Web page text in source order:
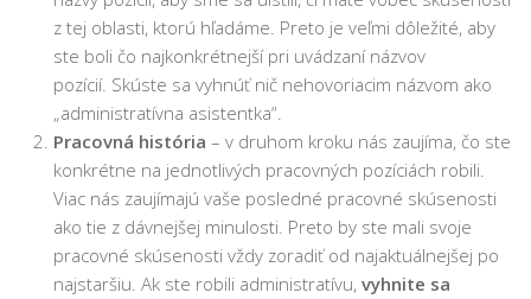
z tej oblasti, ktorú hľadáme. Preto je veľmi dôležité, aby
ste boli čo najkonkrétnejší pri uvádzaní názvov
pozícií. Skúste sa vyhnúť nič nehovoriacim názvom ako
„administratívna asistentka“.
Pracovná história – v druhom kroku nás zaujíma, čo ste
konkrétne na jednotlivých pracovných pozíciách robili.
Viac nás zaujímajú vaše posledné pracovné skúsenosti
ako tie z dávnejšej minulosti. Preto by ste mali svoje
pracovné skúsenosti vždy zoradiť od najaktuálnejšej po
najstaršiu. Ak ste robili administratívu, vyhnite sa